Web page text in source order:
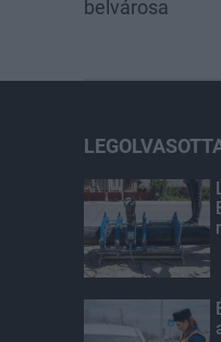
belvárosa